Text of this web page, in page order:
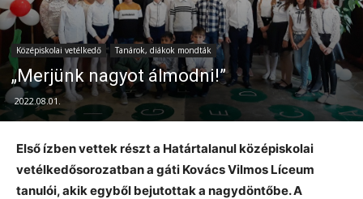
Középiskolai vetélkedő Tanárok, diákok mondták
„Merjünk nagyot álmodni!”
2022.08.01.
Első ízben vettek részt a Határtalanul középiskolai
vetélkedősorozatban a gáti Kovács Vilmos Líceum
tanulói, akik egyből bejutottak a nagydöntőbe. A